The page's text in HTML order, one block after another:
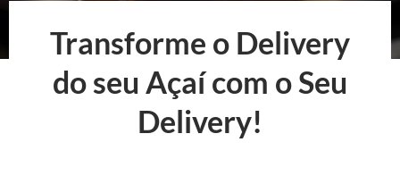
Transforme o Delivery
do seu Açaí com o Seu
Delivery!